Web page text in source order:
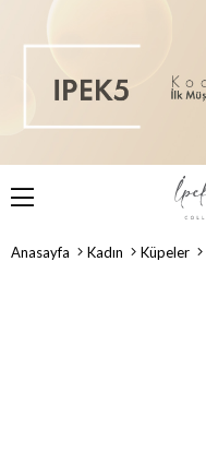
Anasayfa Kadın Küpeler